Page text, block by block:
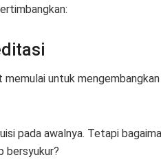
untuk
pada awalnya. Tetapi
bersyukur?